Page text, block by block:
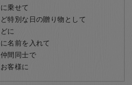
乗せて
特別な日の贈り物として
に
名前を入れて
間同士で
客様に